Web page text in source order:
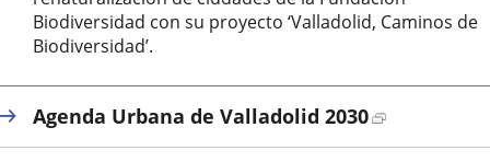
externa.
Biodiversidad con su proyecto ‘Valladolid, Caminos de
Biodiversidad’.
Agenda Urbana de Valladolid 2030
Enlace